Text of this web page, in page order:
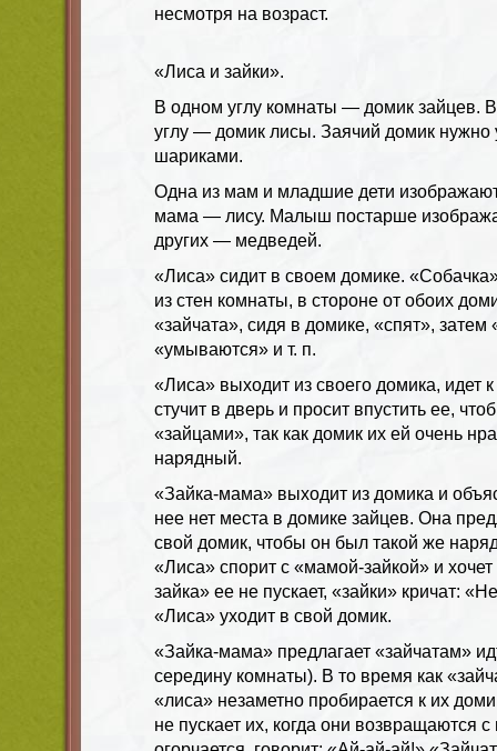
несмотря на возраст.
«Лиса и зайки».
В одном углу комнаты — домик зайцев.
углу — домик лисы. Заячий домик нужно
шариками.
Одна из мам и младшие дети
мама — лису. Малыш постарше
других — медведей.
«Лиса» сидит в своем домике.
из стен комнаты, в стороне от обоих
«зайчата», сидя в домике, «спят»,
«умываются» и т. п.
«Лиса» выходит из своего домика, идет
стучит в дверь и просит впустить ее,
«зайцами», так как домик их ей очень
нарядный.
«Зайка-мама» выходит из домика и
нее нет места в домике зайцев. Она
свой домик, чтобы он был такой же
«Лиса» спорит с «мамой-зайкой» и
зайка» ее не пускает, «зайки» кричат:
«Лиса» уходит в свой домик.
«Зайка-мама» предлагает «зайчатам»
середину комнаты). В то время как
«лиса» незаметно пробирается к их
не пускает их, когда они возвращаются